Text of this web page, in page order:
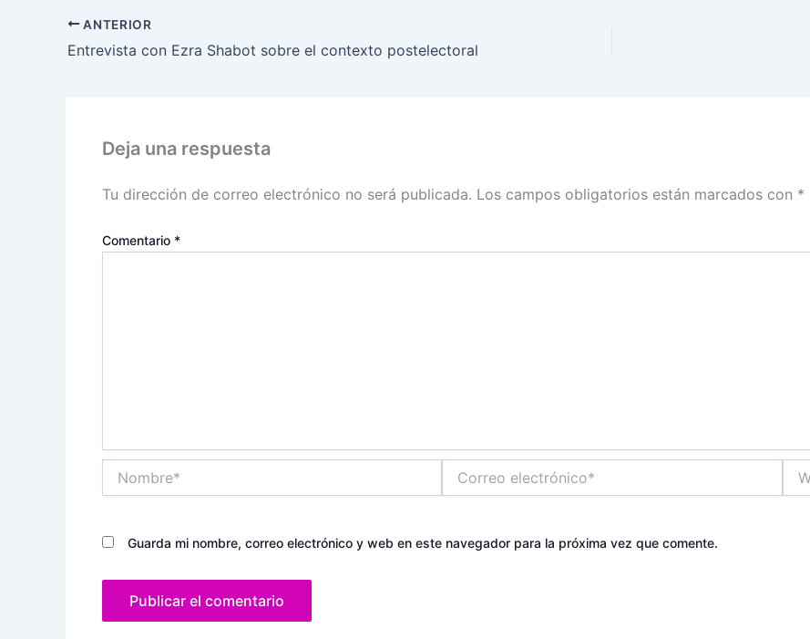
ANTERIOR
Entrevista con Ezra Shabot sobre el contexto postelectoral
Deja una respuesta
Tu dirección de correo electrónico no será publicada. Los campos obligatorios están marcados con *
Comentario *
electrónico*
Guarda mi nombre, correo electrónico y web en este navegador para la próxima vez que comente.